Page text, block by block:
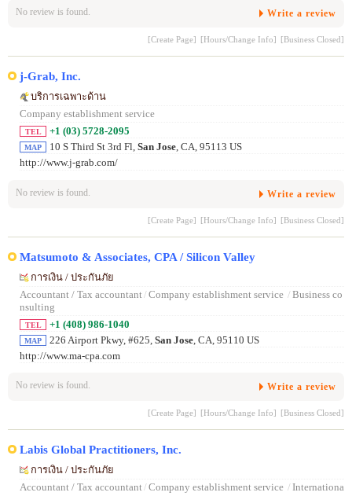
No review is found. Write a review
[Create Page] [Hours/Change Info] [Business Closed]
j-Grab, Inc.
บริการเฉพาะด้าน
Company establishment service
TEL +1 (03) 5728-2095
MAP 10 S Third St 3rd Fl, San Jose, CA, 95113 US
http://www.j-grab.com/
No review is found. Write a review
[Create Page] [Hours/Change Info] [Business Closed]
Matsumoto & Associates, CPA / Silicon Valley
การเงิน / ประกันภัย
Accountant / Tax accountant / Company establishment service / Business co
nsulting
TEL +1 (408) 986-1040
MAP 226 Airport Pkwy, #625, San Jose , CA, 95110 US
http://www.ma-cpa.com
No review is found. Write a review
[Create Page] [Hours/Change Info] [Business Closed]
Labis Global Practitioners, Inc.
การเงิน / ประกันภัย
Accountant / Tax accountant/ Company establishment service / Internationa